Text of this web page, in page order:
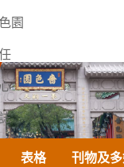
園
表格 刊物及